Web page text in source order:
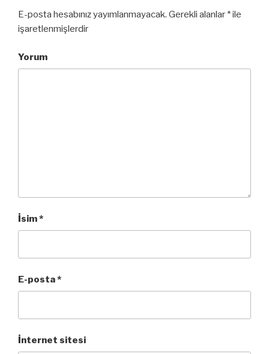
E-posta hesabınız yayımlanmayacak. Gerekli alanlar *ile
işaretlenmişlerdir
Yorum
İsim*
E-posta*
İnternet sitesi